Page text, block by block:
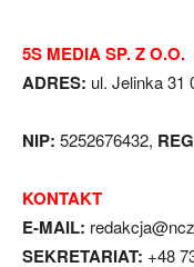
5S MEDIA SP. Z O.O.
ADRES: ul. Jelinka 31
NIP: 5252676432,
KONTAKT
E-MAIL:
SEKRETARIAT: +48